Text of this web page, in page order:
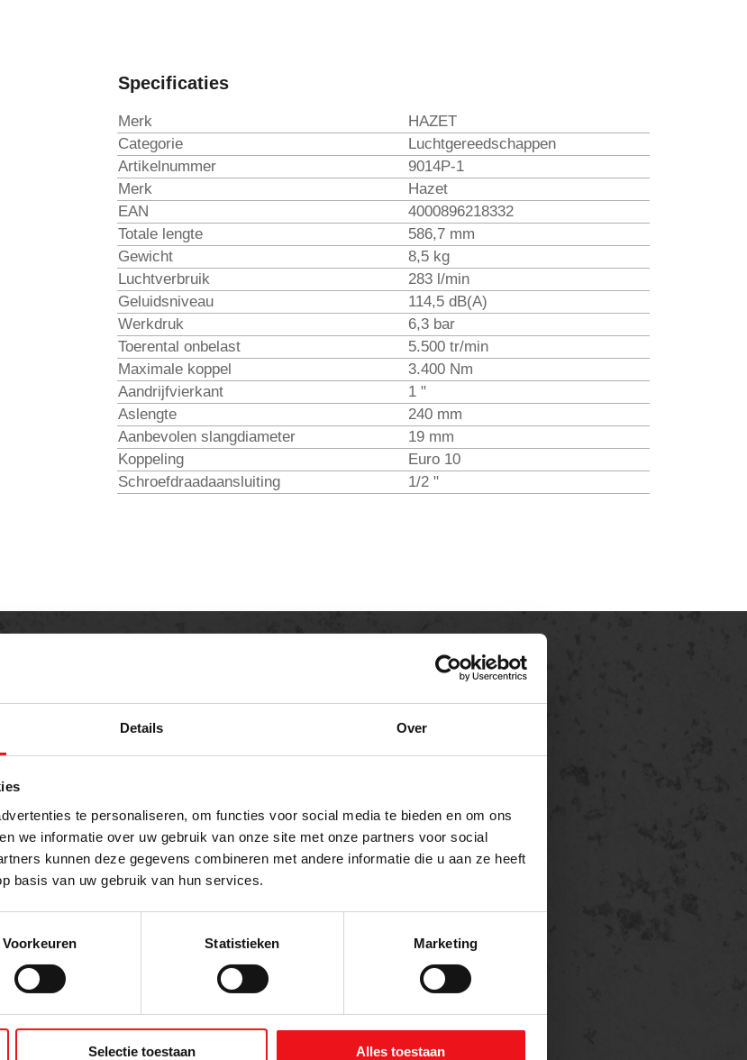
Details Over
te personaliseren, om functies voor social media te bieden en om ons
we informatie over uw gebruik van onze site met onze partners voor social
kunnen deze gegevens combineren met andere informatie die u aan ze heeft
basis van uw gebruik van hun services.
Voorkeuren Statistieken Marketing
Selectie toestaan Alles toestaan
Specificaties
Merk
HAZET
Categorie
Luchtgereedschappen
Artikelnummer
9014P-1
Merk
Hazet
EAN
4000896218332
Totale lengte
586,7 mm
Gewicht
8,5 kg
Luchtverbruik
283 l/min
Geluidsniveau
114,5 dB(A)
Werkdruk
6,3 bar
Toerental onbelast
5.500 tr/min
Maximale koppel
3.400 Nm
Aandrijfvierkant
1 "
Aslengte
240 mm
Aanbevolen slangdiameter
19 mm
Koppeling
Euro 10
Schroefdraadaansluiting
1/2 "
dit product of een offerte aanvragen?
E-mailadres